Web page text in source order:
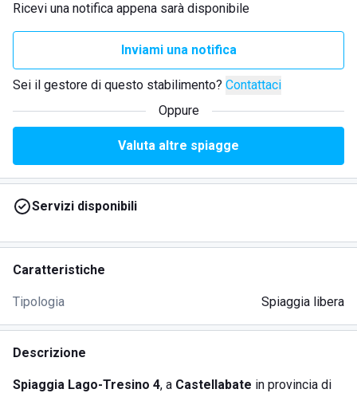
Ricevi una notifica appena sarà disponibile
Inviami una notifica
Sei il gestore di questo stabilimento? Contattaci
Oppure
Valuta altre spiagge
Servizi disponibili
Caratteristiche
Tipologia Spiaggia libera
Descrizione
Spiaggia Lago-Tresino 4, a Castellabate in provincia di